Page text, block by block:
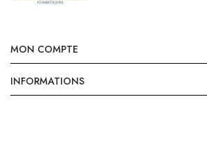
MON COMPTE
INFORMATIONS